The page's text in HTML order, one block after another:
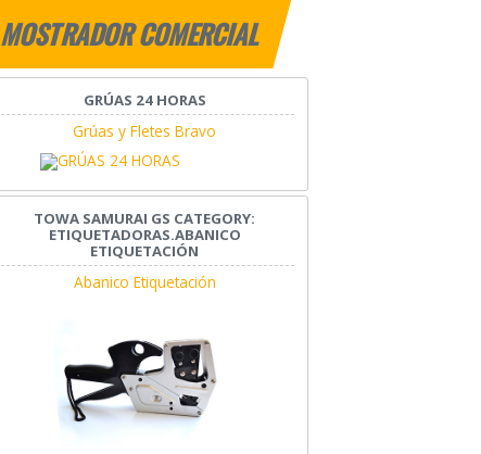
MOSTRADOR COMERCIAL
GRÚAS 24 HORAS
Grúas y Fletes Bravo
TOWA SAMURAI GS CATEGORY:
ETIQUETADORAS.ABANICO
ETIQUETACIÓN
Abanico Etiquetación